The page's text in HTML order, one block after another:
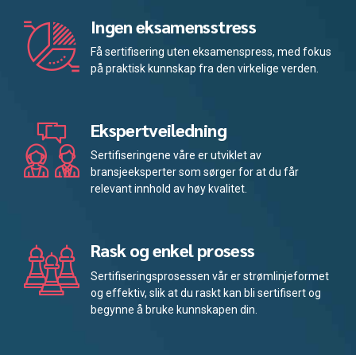
Ingen eksamensstress
Få sertifisering uten eksamenspress, med fokus
på praktisk kunnskap fra den virkelige verden.
Ekspertveiledning
Sertifiseringene våre er utviklet av
bransjeeksperter som sørger for at du får
relevant innhold av høy kvalitet.
Rask og enkel prosess
Sertifiseringsprosessen vår er strømlinjeformet
og effektiv, slik at du raskt kan bli sertifisert og
begynne å bruke kunnskapen din.